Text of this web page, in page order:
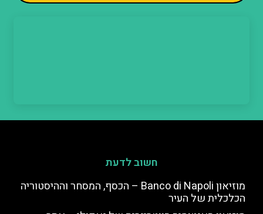
חשוב לדעת
מוזיאון Banco di Napoli – הכסף, המסחר וההיסטוריה
הכלכלית של העיר